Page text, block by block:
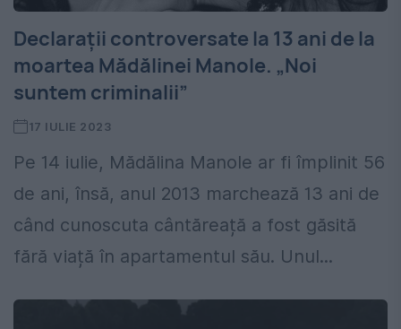
Declarații controversate la 13 ani de la
moartea Mădălinei Manole. „Noi
suntem criminalii”
17 IULIE 2023
Pe 14 iulie, Mădălina Manole ar fi împlinit 56
de ani, însă, anul 2013 marchează 13 ani de
când cunoscuta cântăreață a fost găsită
fără viață în apartamentul său. Unul...